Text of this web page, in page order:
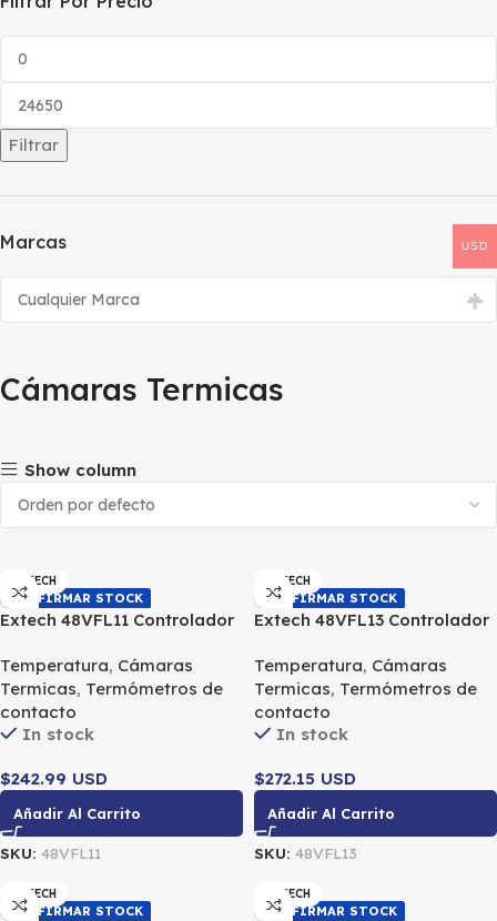
Filtrar
Marcas
Cámaras Termicas
Show column
EXTECH
CONFIRMAR STOCK
Extech 48VFL11 Controlador
con una salida de relé
Temperatura, Cámaras
Termicas, Termómetros de
contacto
In stock
$242.99 USD
Añadir Al Carrito
SKU: 48VFL11
EXTECH
CONFIRMAR STOCK
Extech 48VFL13 Controlador
con salida de 4-20 mA
Temperatura, Cámaras
Termicas, Termómetros de
contacto
In stock
$272.15 USD
Añadir Al Carrito
SKU: 48VFL13
EXTECH
CONFIRMAR STOCK
EXTECH
CONFIRMAR STOCK
USD